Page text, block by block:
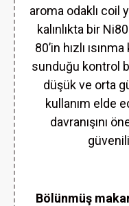
aroma odaklı coil
kalınlıkta bir
80’in hızlı
sunduğu kontrol
düşük ve orta
kullanım elde
davranışını
Bölünmüş